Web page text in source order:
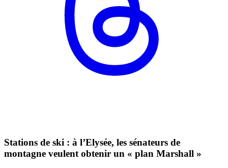
Stations de ski : à l’Elysée, les sénateurs de
montagne veulent obtenir un « plan Marshall »